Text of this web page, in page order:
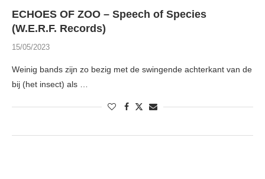
ECHOES OF ZOO – Speech of Species
(W.E.R.F. Records)
15/05/2023
Weinig bands zijn zo bezig met de swingende achterkant van de
bij (het insect) als …